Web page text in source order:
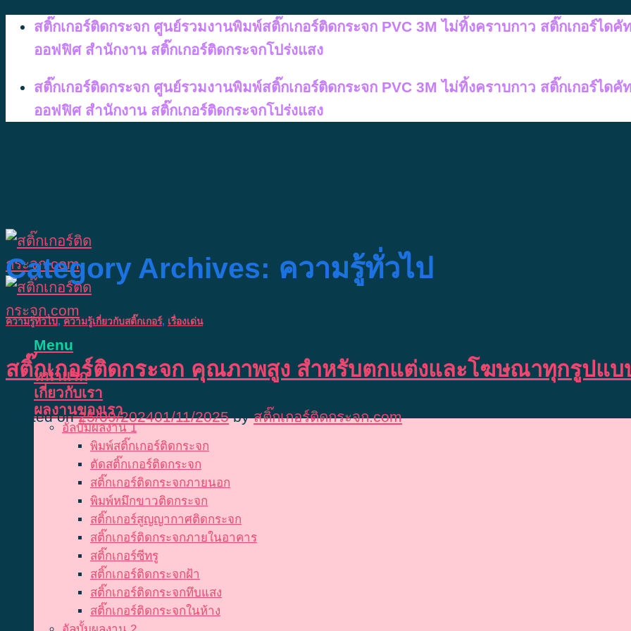
Skip
content
สติ๊กเกอร์ติดกระจก ศูนย์รวมงานพิมพ์สติ๊กเกอร์ติดกระจก PVC 3M ไม่ทิ้งคราบกาว สติ๊กเกอร์ได
ออฟฟิศ สำนักงาน สติ๊กเกอร์ติดกระจกโปร่งแสง
สติ๊กเกอร์ติดกระจก ศูนย์รวมงานพิมพ์สติ๊กเกอร์ติดกระจก PVC 3M ไม่ทิ้งคราบกาว สติ๊กเกอร์ได
ออฟฟิศ สำนักงาน สติ๊กเกอร์ติดกระจกโปร่งแสง
Menu
หน้าแรก
เกี่ยวกับเรา
ผลงานของเรา
อัลบั้มผลงาน 1
พิมพ์สติ๊กเกอร์ติดกระจก
ตัดสติ๊กเกอร์ติดกระจก
สติ๊กเกอร์ติดกระจกภายนอก
พิมพ์หมึกขาวติดกระจก
สติ๊กเกอร์สูญญากาศติดกระจก
สติ๊กเกอร์ติดกระจกภายในอาคาร
สติ๊กเกอร์ซีทรู
สติ๊กเกอร์ติดกระจกฝ้า
สติ๊กเกอร์ติดกระจกทึบแสง
สติ๊กเกอร์ติดกระจกในห้าง
Category Archives: ความรู้ทั่วไป
ความรู้ทั่วไป,ความรู้เกี่ยวกับสติ๊กเกอร์, เรื่องเด่น
สติ๊กเกอร์ติดกระจก คุณภาพสูง สำหรับตกแต่งและโฆษณาทุกรูปแบ
Posted on25/09/202401/11/2025byสติ๊กเกอร์ติดกระจก.com